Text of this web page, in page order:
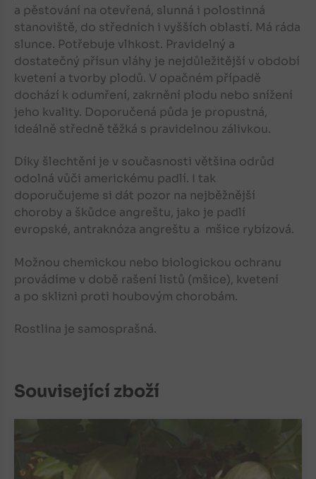
a pěstování na otevřená, slunná i polostinná
stanoviště, do středních i vyšších oblastí. Má ráda
slunce. Potřebuje vlhkost. Pravidelný a
dostatečný přísun vláhy je nejdůležitější v období
kvetení a tvorby plodů. V opačném případě
dochází k odumření, zakrnění plodu nebo snížení
jeho kvality. Doporučená půda je propustná,
ideálně středně těžká s pravidelnou zálivkou.
Díky šlechtění je v současnosti většina odrůd
odolná vůči americkému padlí. I tak
doporučujeme si dát pozor na nejběžnější
choroby a škůdce angreštu, jako je padlí
evropské, antraknóza angreštu a mšice rybízová.
Možnou chemickou nebo biologickou ochranu
provádíme v době rašení listů (mšice), kvetení
a po sklizni proti houbovým chorobám.
Rostlina je samosprašná.
Související zboží